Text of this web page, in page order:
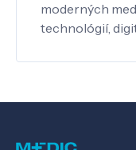
moderných
technológií,